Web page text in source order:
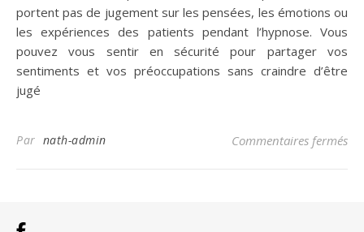
portent pas de jugement sur les pensées, les émotions ou
les expériences des patients pendant l’hypnose. Vous
pouvez vous sentir en sécurité pour partager vos
sentiments et vos préoccupations sans craindre d’être
jugé
Par nath-admin Commentaires fermés